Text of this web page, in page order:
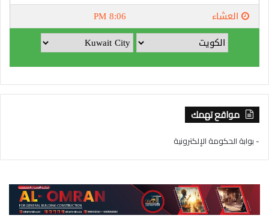
مواقع تهمك
- بوابة الحكومة الإلكترونية